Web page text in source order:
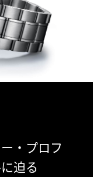
・プロフ
迫る